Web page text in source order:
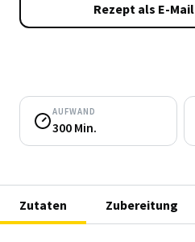
Rezept als E-
AUFWAND
300 Min.
Zutaten Zubereitung